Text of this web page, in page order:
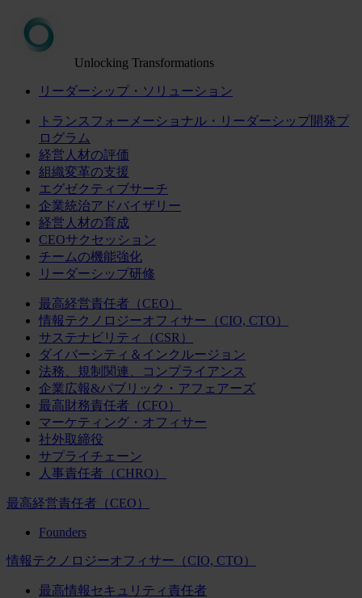
Unlocking Transformations
リーダーシップ・ソリューション
トランスフォーメーショナル・リーダーシップ開発プ
ログラム
経営人材の評価
組織変革の支援
エグゼクティブサーチ
企業統治アドバイザリー
経営人材の育成
CEOサクセッション
チームの機能強化
リーダーシップ研修
最高経営責任者（CEO）
情報テクノロジーオフィサー（CIO, CTO）
サステナビリティ（CSR）
ダイバーシティ＆インクルージョン
法務、規制関連、コンプライアンス
企業広報&パブリック・アフェアーズ
最高財務責任者（CFO）
マーケティング・オフィサー
社外取締役
サプライチェーン
人事責任者（CHRO）
最高経営責任者（CEO）
Founders
情報テクノロジーオフィサー（CIO, CTO）
最高情報セキュリティ責任者